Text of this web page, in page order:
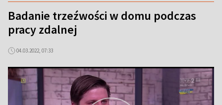
Badanie trzeźwości w domu podczas
pracy zdalnej
04.03.2022, 07:33